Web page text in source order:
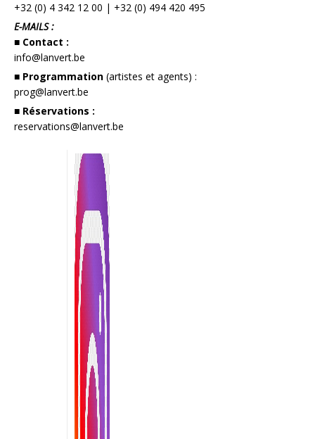
+32 (0) 4 342 12 00 | +32 (0) 494 420 495
E-MAILS :
■ Contact :
info@lanvert.be
■ Programmation (artistes et agents) :
prog@lanvert.be
■ Réservations :
reservations@lanvert.be